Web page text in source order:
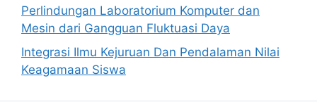
Perlindungan Laboratorium Komputer dan
Mesin dari Gangguan Fluktuasi Daya
Integrasi Ilmu Kejuruan Dan Pendalaman Nilai
Keagamaan Siswa